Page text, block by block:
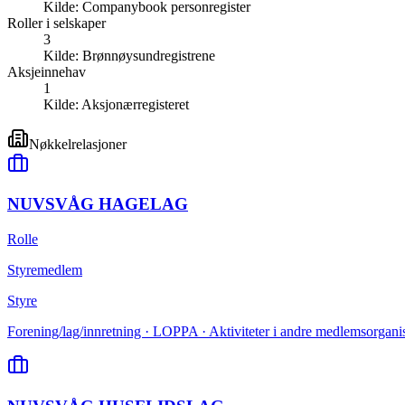
Kilde: Companybook personregister
Roller i selskaper
3
Kilde: Brønnøysundregistrene
Aksjeinnehav
1
Kilde: Aksjonærregisteret
Nøkkelrelasjoner
NUVSVÅG HAGELAG
Rolle
Styremedlem
Styre
Forening/lag/innretning · LOPPA · Aktiviteter i andre